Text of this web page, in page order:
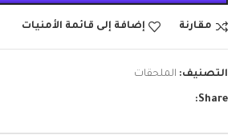
مقارنة إضافة إلى قائمة الأمنيات
التصنيف: الملحقات
Share: